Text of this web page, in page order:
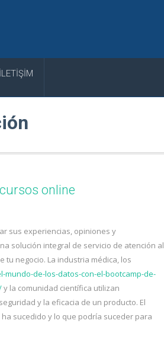
İLETİŞİM
online
sus experiencias, opiniones y
solución integral de servicio de atención al
tu negocio. La industria médica, los
de-los-datos-con-el-bootcamp-de-
y la comunidad científica utilizan
y la eficacia de un producto. El
sucedido y lo que podría suceder para